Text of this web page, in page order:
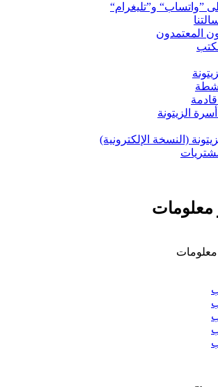
”واتساب“ و”تليغرام“
المعتمدون
الزيتونة
(النسخة الإلكترونية)
معلومات